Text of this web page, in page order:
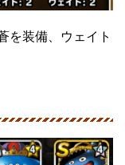
を装備、ウェイト